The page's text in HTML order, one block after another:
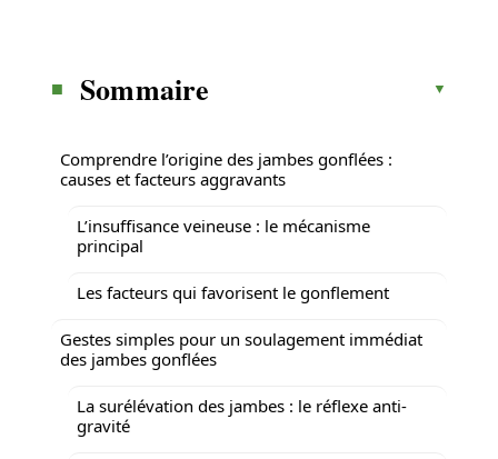
Sommaire
Comprendre l’origine des jambes gonflées :
causes et facteurs aggravants
L’insuffisance veineuse : le mécanisme
principal
Les facteurs qui favorisent le gonflement
Gestes simples pour un soulagement immédiat
des jambes gonflées
La surélévation des jambes : le réflexe anti-
gravité